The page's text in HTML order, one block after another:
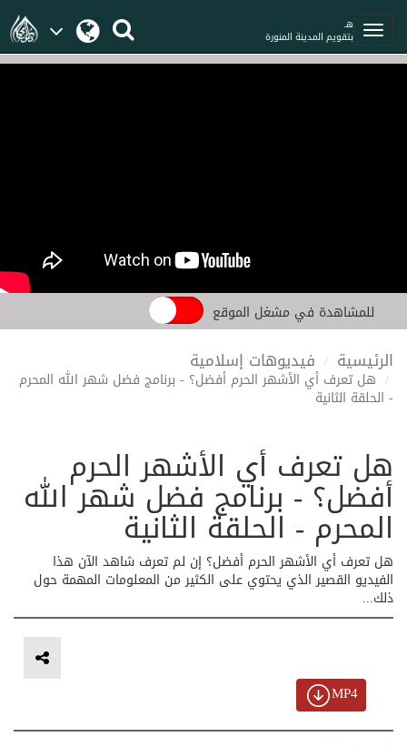
هـ
بتقويم المدينة المنورة
للمشاهدة في مشغل الموقع
الرئيسية فيديوهات إسلامية
هل تعرف أي الأشهر الحرم أفضل؟ - برنامج فضل شهر الله المحرم
- الحلقة الثانية
هل تعرف أي الأشهر الحرم
أفضل؟ - برنامج فضل شهر الله
المحرم - الحلقة الثانية
هل تعرف أي الأشهر الحرم أفضل؟ إن لم تعرف شاهد الآن هذا
الفيديو القصير الذي يحتوي على الكثير من المعلومات المهمة حول
ذلك...
MP4